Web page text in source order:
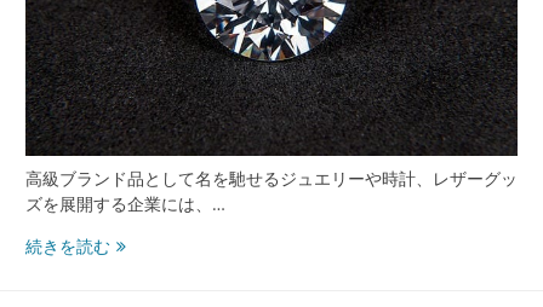
高級ブランド品として名を馳せるジュエリーや時計、レザーグッ
ズを展開する企業には、…
続きを読むヴ